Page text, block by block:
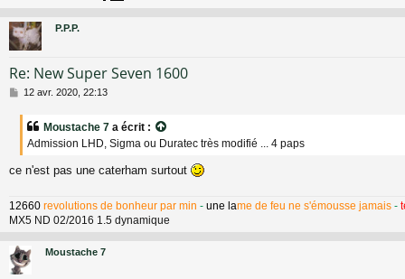
P.P.P.
Re: New Super Seven 1600
M
e
12 avr. 2020, 22:13
Moustache 7 a écrit :
Admission LHD, Sigma ou Duratec très modifié ... 4 paps
ce n'est pas une caterham surtout
12660 revolutions de bonheur par min - une lame de feu ne s'émousse jamais -
MX5 ND 02/2016 1.5 dynamique
Moustache 7